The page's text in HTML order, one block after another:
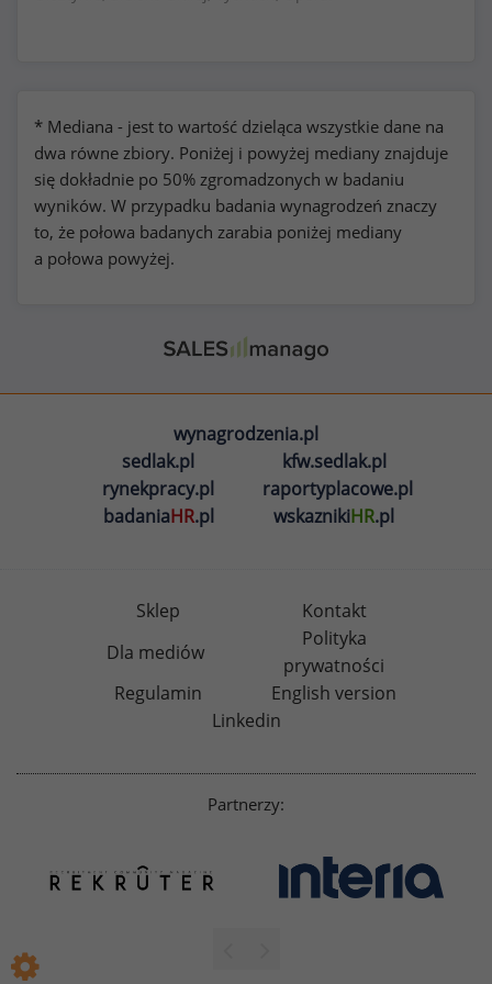
* Mediana - jest to wartość dzieląca wszystkie dane na
dwa równe zbiory. Poniżej i powyżej mediany znajduje
się dokładnie po 50% zgromadzonych w badaniu
wyników. W przypadku badania wynagrodzeń znaczy
to, że połowa badanych zarabia poniżej mediany
a połowa powyżej.
wynagrodzenia.pl
sedlak.pl
kfw.sedlak.pl
rynekpracy.pl
raportyplacowe.pl
badaniaHR.pl wskaznikiHR.pl
Sklep
Kontakt
Dla mediów
Polityka
prywatności
Regulamin
English version
Linkedin
Partnerzy: